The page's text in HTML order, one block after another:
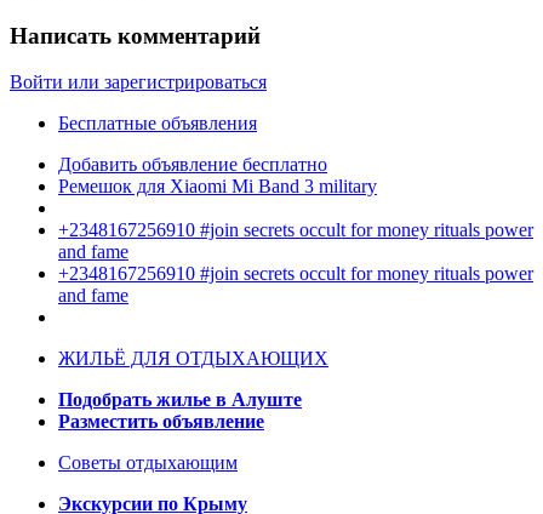
Написать комментарий
Войти или зарегистрироваться
Бесплатные объявления
Добавить объявление бесплатно
Ремешок для Xiaomi Mi Band 3 military
+2348167256910 #join secrets occult for money rituals power
and fame
+2348167256910 #join secrets occult for money rituals power
and fame
ЖИЛЬЁ ДЛЯ ОТДЫХАЮЩИХ
Подобрать жилье в Алуште
Разместить объявление
Советы отдыхающим
Экскурсии по Крыму